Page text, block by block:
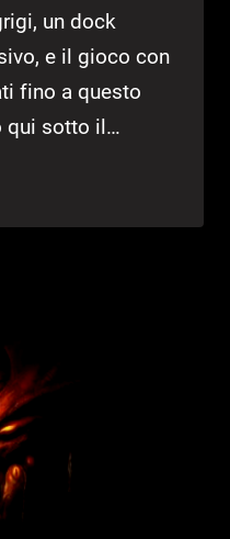
un dock
e il gioco con
fino a questo
qui sotto il…